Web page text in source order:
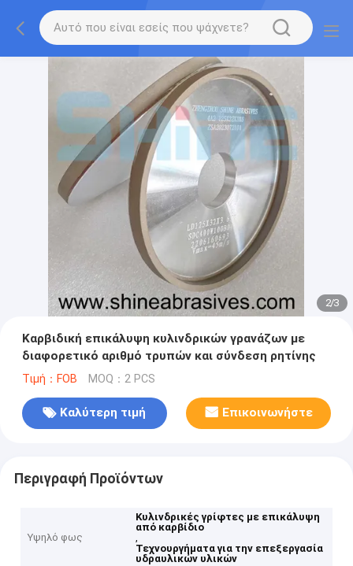
2/3
Καρβιδική επικάλυψη κυλινδρικών γρανάζων με
διαφορετικό αριθμό τρυπών και σύνδεση ρητίνης
Τιμή：FOB MOQ：2 PCS
Καλύτερη τιμή Επικοινωνήστε
Περιγραφή Προϊόντων
Υψηλό φως
Κυλινδρικές γρίφτες με επικάλυψη
από καρβίδιο
,
Τεχνουργήματα για την επεξεργασία
υδραυλικών υλικών